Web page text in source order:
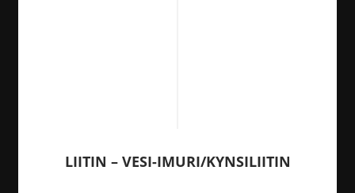
LIITIN – VESI-IMURI/KYNSILIITIN